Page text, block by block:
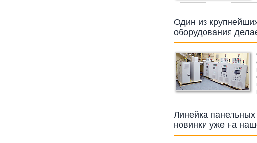
Один из
оборудования
Линейка
новинки уже на